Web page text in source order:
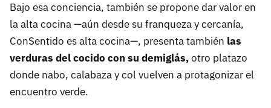
Bajo esa conciencia, también se propone dar valor en
la alta cocina —aún desde su franqueza y cercanía,
ConSentido es alta cocina—, presenta también las
verduras del cocido con su demiglás,otro platazo
donde nabo, calabaza y col vuelven a protagonizar el
encuentro verde.